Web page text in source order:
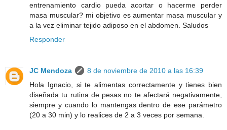
entrenamiento cardio pueda acortar o hacerme perder
masa muscular? mi objetivo es aumentar masa muscular y
a la vez eliminar tejido adiposo en el abdomen. Saludos
Responder
JC Mendoza
8 de noviembre de 2010 a las 16:39
Hola Ignacio, si te alimentas correctamente y tienes bien
diseñada tu rutina de pesas no te afectará negativamente,
siempre y cuando lo mantengas dentro de ese parámetro
(20 a 30 min) y lo realices de 2 a 3 veces por semana.